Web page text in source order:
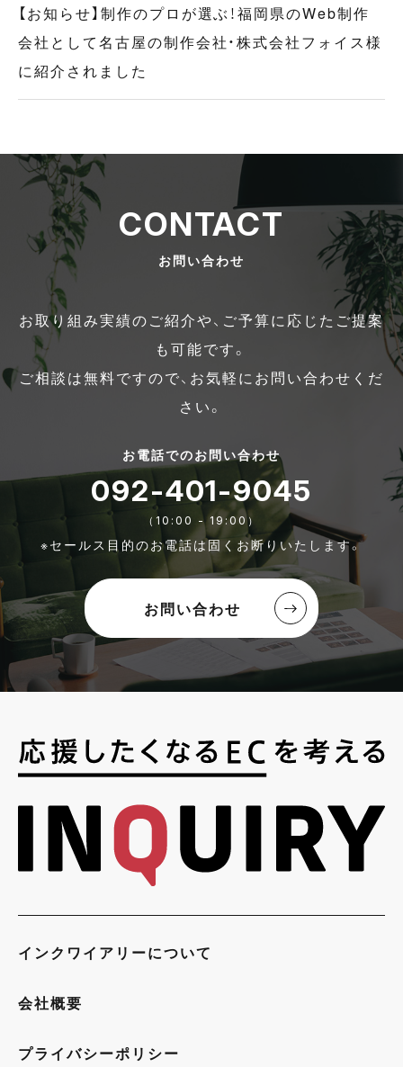
【お知らせ】制作のプロが選ぶ！福岡県のWeb制作
会社として名古屋の制作会社・株式会社フォイス様
に紹介されました
CONTACT
お問い合わせ
お取り組み実績のご紹介や、ご予算に応じたご提案
も可能です。
ご相談は無料ですので、お気軽にお問い合わせくだ
さい。
お電話でのお問い合わせ
092-401-9045
（10:00 - 19:00）
※セールス目的のお電話は固くお断りいたします。
お問い合わせ
インクワイアリーについて
会社概要
プライバシーポリシー